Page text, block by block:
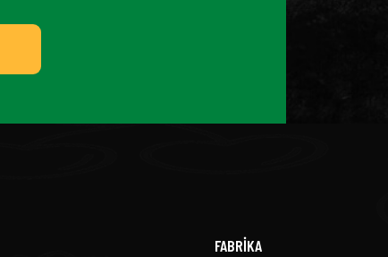
FABRİKA